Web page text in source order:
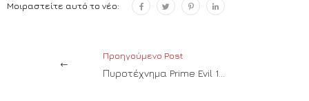
Μοιραστείτε αυτό το νέο:
Προηγούμενο Post